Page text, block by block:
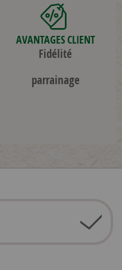
AVANTAGES CLIENT
Fidélité
parrainage